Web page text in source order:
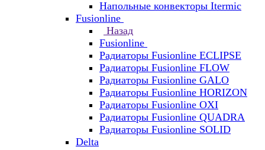
Напольные конвекторы Itermic
Fusionline
Назад
Fusionline
Радиаторы Fusionline ECLIPSE
Радиаторы Fusionline FLOW
Радиаторы Fusionline GALO
Радиаторы Fusionline HORIZON
Радиаторы Fusionline OXI
Радиаторы Fusionline QUADRA
Радиаторы Fusionline SOLID
Delta